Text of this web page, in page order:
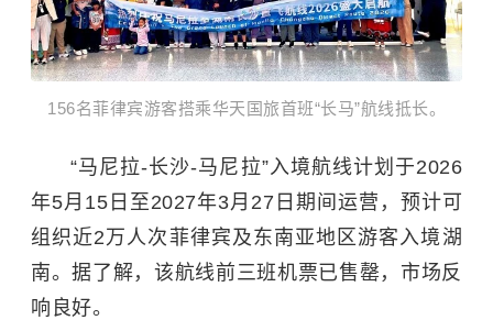
156名菲律宾游客搭乘华天国旅首班“长马”航线抵长。
“马尼拉-长沙-马尼拉”入境航线计划于2026
年5月15日至2027年3月27日期间运营，预计可
组织近2万人次菲律宾及东南亚地区游客入境湖
南。据了解，该航线前三班机票已售罄，市场反
响良好。